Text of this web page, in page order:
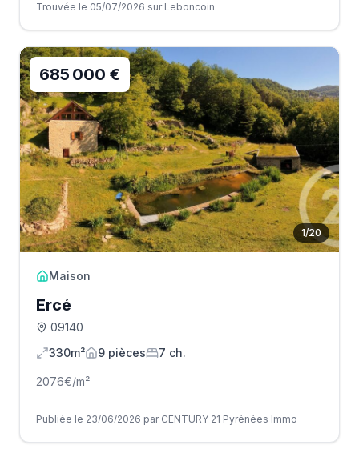
Trouvée le 05/07/2026 sur Leboncoin
1/20
685 000 €
Maison
Ercé
09140
330m²
9 pièces 7 ch.
2076€/m²
Publiée le 23/06/2026 par CENTURY 21 Pyrénées Immo